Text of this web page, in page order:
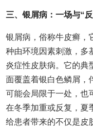
三、银屑病：一场与“
银屑病，俗称牛皮癣，
种由环境因素刺激，多
炎症性皮肤病。它的典
面覆盖着银白色鳞屑，
可能会局限于一处，也
在冬季加重或反复，夏
给患者带来的不仅是皮